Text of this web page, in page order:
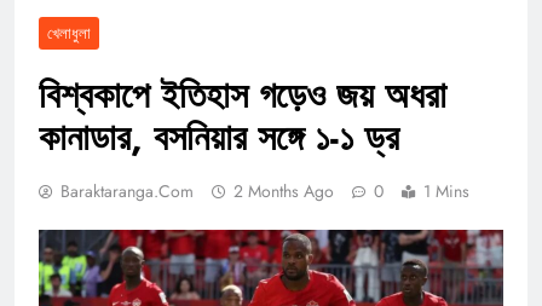
খেলাধুলা
বিশ্বকাপে ইতিহাস গড়েও জয় অধরা
কানাডার, বসনিয়ার সঙ্গে ১-১ ড্র
Baraktaranga.com 2 Months Ago 0 1 Mins